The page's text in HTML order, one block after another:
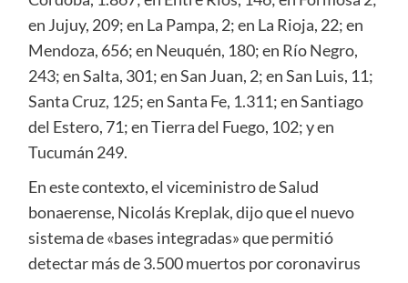
en Jujuy, 209; en La Pampa, 2; en La Rioja, 22; en
Mendoza, 656; en Neuquén, 180; en Río Negro,
243; en Salta, 301; en San Juan, 2; en San Luis, 11;
Santa Cruz, 125; en Santa Fe, 1.311; en Santiago
del Estero, 71; en Tierra del Fuego, 102; y en
Tucumán 249.
En este contexto, el viceministro de Salud
bonaerense, Nicolás Kreplak, dijo que el nuevo
sistema de «bases integradas» que permitió
detectar más de 3.500 muertos por coronavirus